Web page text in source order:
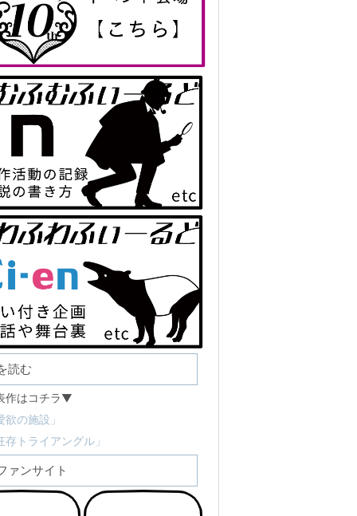
読む
作はコチラ▼
欲の施設」
存トライアングル」
ァンサイト